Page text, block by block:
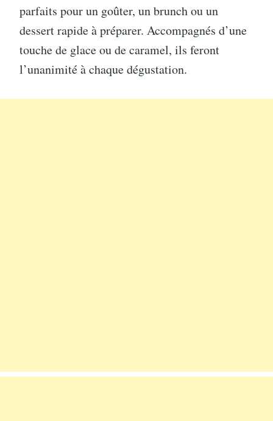
parfaits pour un goûter, un brunch ou un
dessert rapide à préparer. Accompagnés d’une
touche de glace ou de caramel, ils feront
l’unanimité à chaque dégustation.